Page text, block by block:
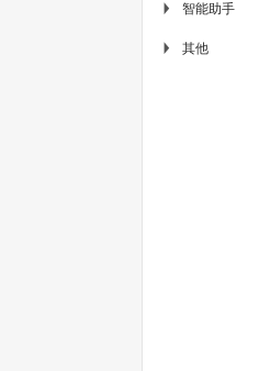
▶ 智能助手
▶ 其他